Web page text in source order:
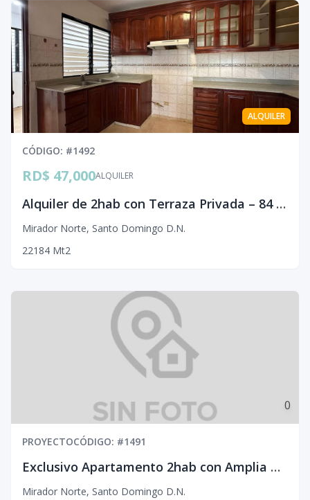
ALQUILER
CÓDIGO: #1492
ALQUILER
RD$ 47,000
Alquiler de 2hab con Terraza Privada – 84 m² Mirador Norte
Mirador Norte, Santo Domingo D.N.
22184 Mt2
0
PROYECTOCÓDIGO: #1491
Exclusivo Apartamento 2hab con Amplia Terraza Privada en Mirador Norte
Mirador Norte, Santo Domingo D.N.